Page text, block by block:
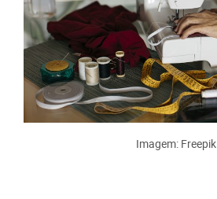
Imagem: Freepik